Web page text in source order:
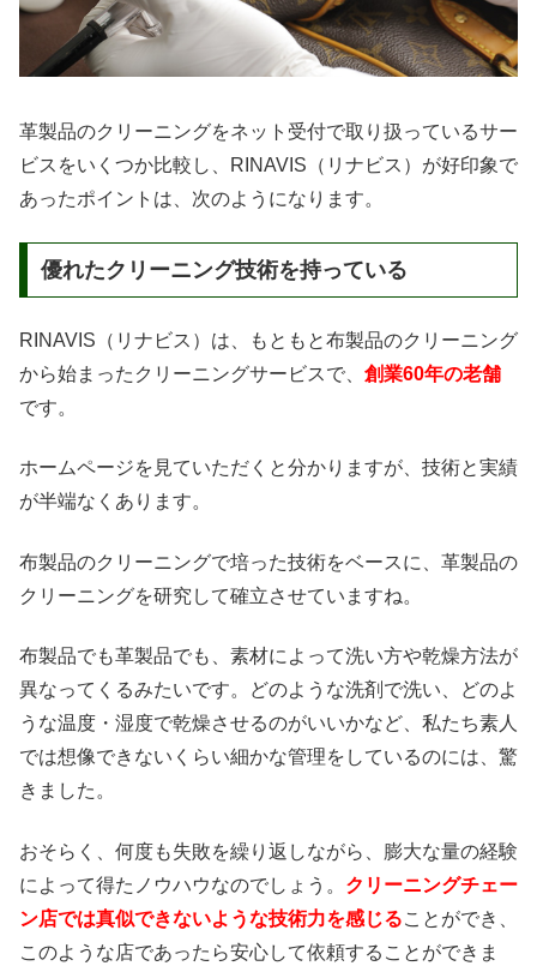
革製品のクリーニングをネット受付で取り扱っているサー
ビスをいくつか比較し、RINAVIS（リナビス）が好印象で
あったポイントは、次のようになります。
優れたクリーニング技術を持っている
RINAVIS（リナビス）は、もともと布製品のクリーニング
から始まったクリーニングサービスで、 創業60年の老舗
です。
ホームページを見ていただくと分かりますが、技術と実績
が半端なくあります。
布製品のクリーニングで培った技術をベースに、革製品の
クリーニングを研究して確立させていますね。
布製品でも革製品でも、素材によって洗い方や乾燥方法が
異なってくるみたいです。どのような洗剤で洗い、どのよ
うな温度・湿度で乾燥させるのがいいかなど、私たち素人
では想像できないくらい細かな管理をしているのには、驚
きました。
おそらく、何度も失敗を繰り返しながら、膨大な量の経験
によって得たノウハウなのでしょう。 クリーニングチェー
ン店では真似できないような技術力を感じることができ、
このような店であったら安心して依頼することができま